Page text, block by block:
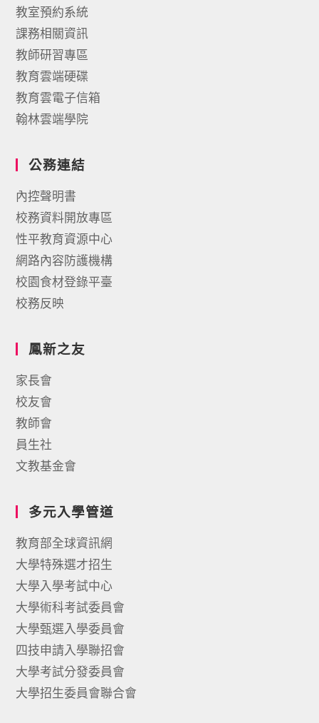
教室預約系統
課務相關資訊
教師研習專區
教育雲端硬碟
教育雲電子信箱
翰林雲端學院
公務連結
內控聲明書
校務資料開放專區
性平教育資源中心
網路內容防護機構
校園食材登錄平臺
校務反映
鳳新之友
家長會
校友會
教師會
員生社
文教基金會
多元入學管道
教育部全球資訊網
大學特殊選才招生
大學入學考試中心
大學術科考試委員會
大學甄選入學委員會
四技申請入學聯招會
大學考試分發委員會
大學招生委員會聯合會